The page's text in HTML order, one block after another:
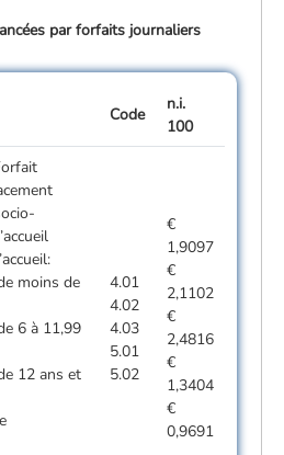
par forfaits journaliers
Code
n.i.
100
moins de
6 à 11,99
12 ans et
4.01
4.02
4.03
5.01
5.02
€
1,9097
€
2,1102
€
2,4816
€
1,3404
€
0,9691